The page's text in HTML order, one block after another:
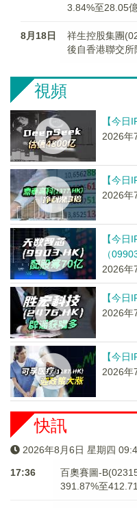
3.84%至28.05
8月18日
祥生控股集團
後自香港聯交所
視頻
【今
2026年
【今
2026年
【今
（
2026年
【今
2026年
【今
2026年
快訊
2026年8月6日 星期四
17:36
百奧賽圖-
391.87%至